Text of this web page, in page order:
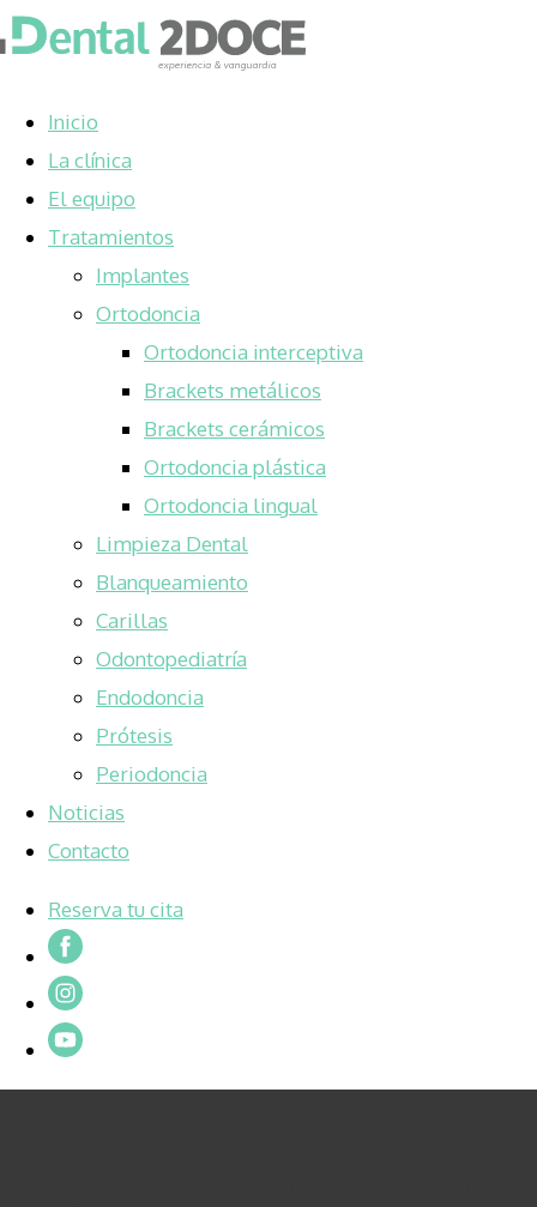
Inicio
La clínica
El equipo
Tratamientos
Implantes
Ortodoncia
Ortodoncia interceptiva
Brackets metálicos
Brackets cerámicos
Ortodoncia plástica
Ortodoncia lingual
Limpieza Dental
Blanqueamiento
Carillas
Odontopediatría
Endodoncia
Prótesis
Periodoncia
Noticias
Contacto
Reserva tu cita